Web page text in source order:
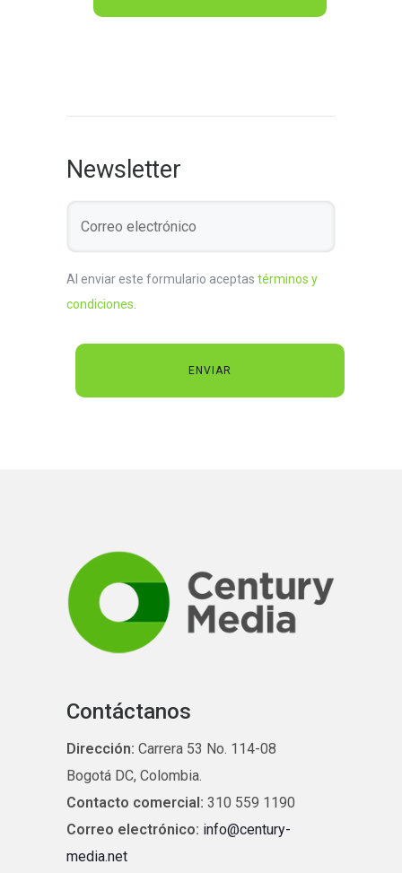
Newsletter
Al enviar este formulario aceptas términos y
condiciones
Contáctanos
Dirección: Carrera 53 No. 114-08
Bogotá DC, Colombia.
Contacto comercial: 310 559 1190
Correo electrónico: info@century-
media.net